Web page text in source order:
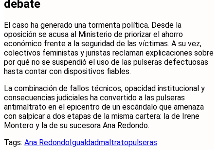
debate
El caso ha generado una tormenta política. Desde la
oposición se acusa al Ministerio de priorizar el ahorro
económico frente a la seguridad de las víctimas. A su vez,
colectivos feministas y juristas reclaman explicaciones sobre
por qué no se suspendió el uso de las pulseras defectuosas
hasta contar con dispositivos fiables.
La combinación de fallos técnicos, opacidad institucional y
consecuencias judiciales ha convertido a las pulseras
antimaltrato en el epicentro de un escándalo que amenaza
con salpicar a dos etapas de la misma cartera: la de Irene
Montero y la de su sucesora Ana Redondo.
Tags: Ana RedondoIgualdadmaltratopulseras